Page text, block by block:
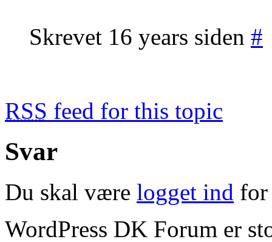
Skrevet 16 years siden #
RSS feed for this topic
Svar
Du skal være logget ind for
WordPress DK Forum er